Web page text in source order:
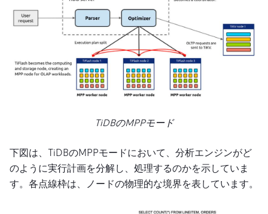
TiDBのMPPモード
下図は、TiDBのMPPモードにおいて、分析エンジンがど
のように実行計画を分解し、処理するのかを示していま
す。各点線枠は、ノードの物理的な境界を表しています。